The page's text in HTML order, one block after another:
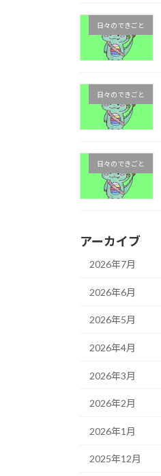
日々のできごと
日々のできごと
日々のできごと
アーカイブ
2026年7月
2026年6月
2026年5月
2026年4月
2026年3月
2026年2月
2026年1月
2025年12月